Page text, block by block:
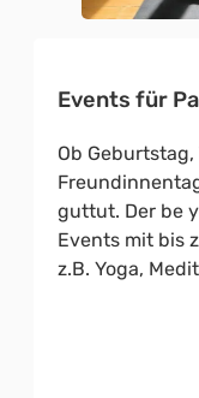
Events für
Ob
guttut. Der be
Events mit bis
z.B. Yoga,